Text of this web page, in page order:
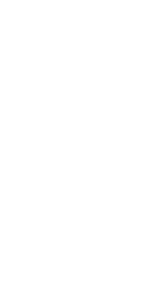
maaaring maging
misteryo, at
ng dilim at